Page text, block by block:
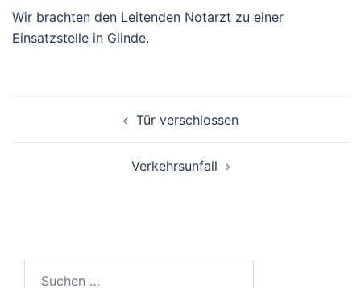
Wir brachten den Leitenden Notarzt zu einer
Einsatzstelle in Glinde.
Tür verschlossen
Verkehrsunfall